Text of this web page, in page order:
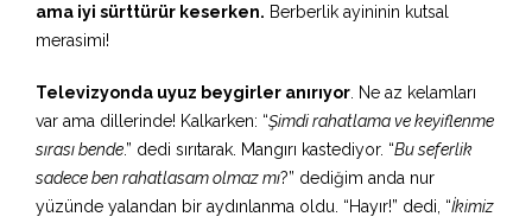
ama iyi sürttürür keserken. Berberlik ayininin kutsal
merasimi!
Televizyonda uyuz beygirler anırıyor . Ne az kelamları
var ama dillerinde! Kalkarken: “Şimdi rahatlama ve keyiflenme
sırası bende.” dedi sırıtarak. Mangırı kastediyor. “Bu seferlik
sadece ben rahatlasam olmaz mı?” dediğim anda nur
yüzünde yalandan bir aydınlanma oldu. “Hayır!” dedi, “İkimiz